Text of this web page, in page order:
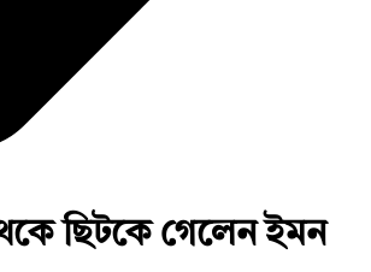
ছিটকে গেলেন ইমন